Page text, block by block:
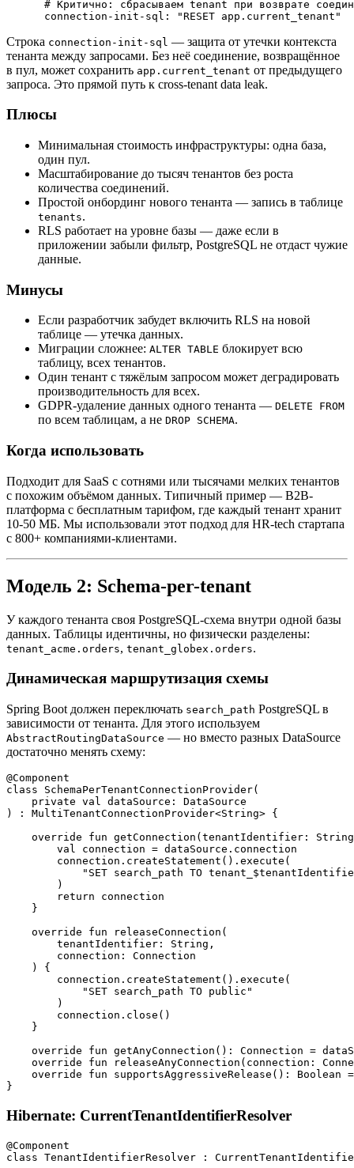
# Критично: сбрасываем tenant при возврате
Строка connection-init-sql — защита от утечки контекста
тенанта между запросами. Без неё соединение, возвращённое
в пул, может сохранить app.current_tenant от предыдущего
запроса. Это прямой путь к cross-tenant data leak.
Плюсы
Минимальная стоимость инфраструктуры: одна база,
один пул.
Масштабирование до тысяч тенантов без роста
количества соединений.
Простой онбординг нового тенанта — запись в таблице
tenants.
RLS работает на уровне базы — даже если в
приложении забыли фильтр, PostgreSQL не отдаст чужие
данные.
Минусы
Если разработчик забудет включить RLS на новой
таблице — утечка данных.
Миграции сложнее: ALTER TABLE блокирует всю
таблицу, всех тенантов.
Один тенант с тяжёлым запросом может деградировать
производительность для всех.
GDPR-удаление данных одного тенанта — DELETE FROM
по всем таблицам, а не DROP SCHEMA.
Когда использовать
Подходит для SaaS с сотнями или тысячами мелких тенантов
с похожим объёмом данных. Типичный пример — B2B-
платформа с бесплатным тарифом, где каждый тенант хранит
10-50 МБ. Мы использовали этот подход для HR-tech стартапа
с 800+ компаниями-клиентами.
Модель 2: Schema-per-tenant
У каждого тенанта своя PostgreSQL-схема внутри одной базы
данных. Таблицы идентичны, но физически разделены:
tenant_acme.orders, tenant_globex.orders.
Динамическая маршрутизация схемы
Spring Boot должен переключать search_path PostgreSQL в
зависимости от тенанта. Для этого используем
AbstractRoutingDataSource — но вместо разных DataSource
достаточно менять схему:
@Component
class SchemaPerTenantConnectionProvider(
    private val dataSource: DataSource
) : MultiTenantConnectionProvider<String> {
override fun getConnection(tenantIdentifier:
        val connection = dataSource.connection
        connection.createStatement().execute(
"SET search_path TO
        )
        return connection
    }
    override fun releaseConnection(
        tenantIdentifier: String,
        connection: Connection
    ) {
        connection.createStatement().execute(
            "SET search_path TO public"
        )
        connection.close()
    }
override fun getAnyConnection(): Connection =
override fun releaseAnyConnection(connection:
override fun supportsAggressiveRelease(): Boolean
Hibernate: CurrentTenantIdentifierResolver
@Component
class TenantIdentifierResolver :